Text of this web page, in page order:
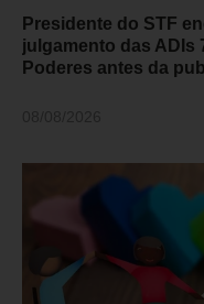
Presidente do STF
julgamento das ADIs
Poderes antes da